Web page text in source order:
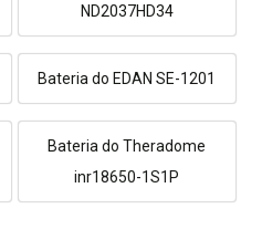
ND2037HD34
Bateria do EDAN SE-1201
Bateria do Theradome
inr18650-1S1P